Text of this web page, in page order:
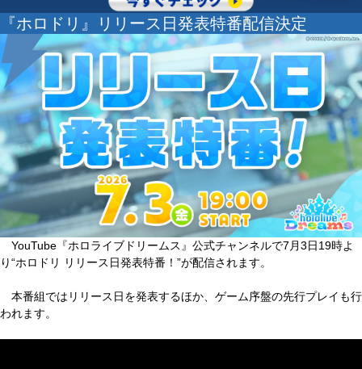
『ホロドリ』リリース日発表特番配信決定
YouTube『ホロライブドリームス』公式チャンネルで7月3日19時よ
り“ホロドリ リリース日発表特番！”が配信されます。
本番組ではリリース日を発表するほか、ゲーム序盤の先行プレイも行
われます。